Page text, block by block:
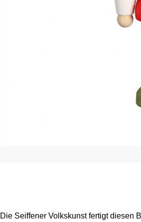
Die Seiffener Volkskunst fertigt diesen